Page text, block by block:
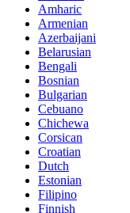
Amharic
Armenian
Azerbaijani
Belarusian
Bengali
Bosnian
Bulgarian
Cebuano
Chichewa
Corsican
Croatian
Dutch
Estonian
Filipino
Finnish